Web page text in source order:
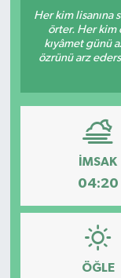
Her kim lisanına
örter. Her kim
kıyâmet günü
özrünü arz
İMSAK
04:20
ÖĞLE
Turizm